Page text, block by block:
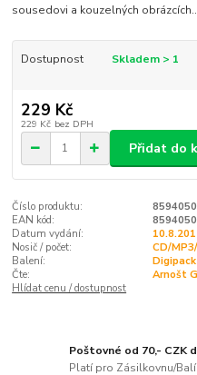
sousedovi a kouzelných
Dostupnost Skladem > 1
229 Kč
229 Kč bez DPH
Přidat do
Číslo produktu:
EAN kód:
Datum vydání:
Nosič / počet:
CD/
Balení:
Digipack
Čte:
Arnošt
Hlídat cenu / dostupnost
Poštovné od 70,- CZK
Platí pro Zásilkovnu/